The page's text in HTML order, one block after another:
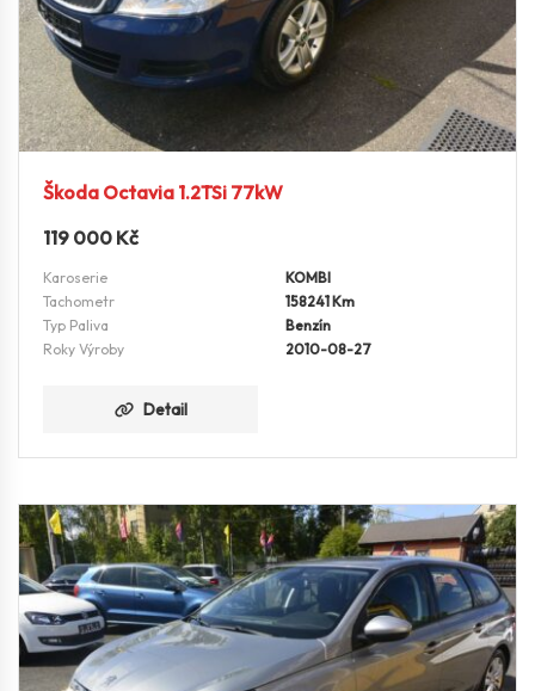
Škoda Octavia 1.2TSi 77kW
119 000 Kč
Karoserie
KOMBI
Tachometr
158241 Km
Typ Paliva
Benzín
Roky Výroby
2010-08-27
Detail